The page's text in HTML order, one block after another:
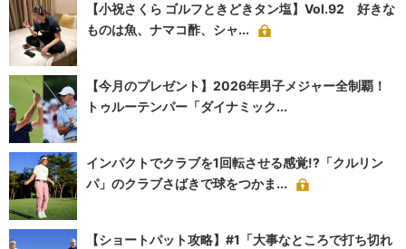
【小祝さくら ゴルフときどきタン塩】Vol.92 好きな
ものは魚、ナマコ酢、シャ...
【今月のプレゼント】2026年男子メジャー全制覇！
トゥルーテンパー「ダイナミック...
インパクトでクラブを1回転させる感覚!?「クルリン
パ」のクラブさばきで球をつかま...
【ショートパット攻略】#1「大事なところで打ち切れ